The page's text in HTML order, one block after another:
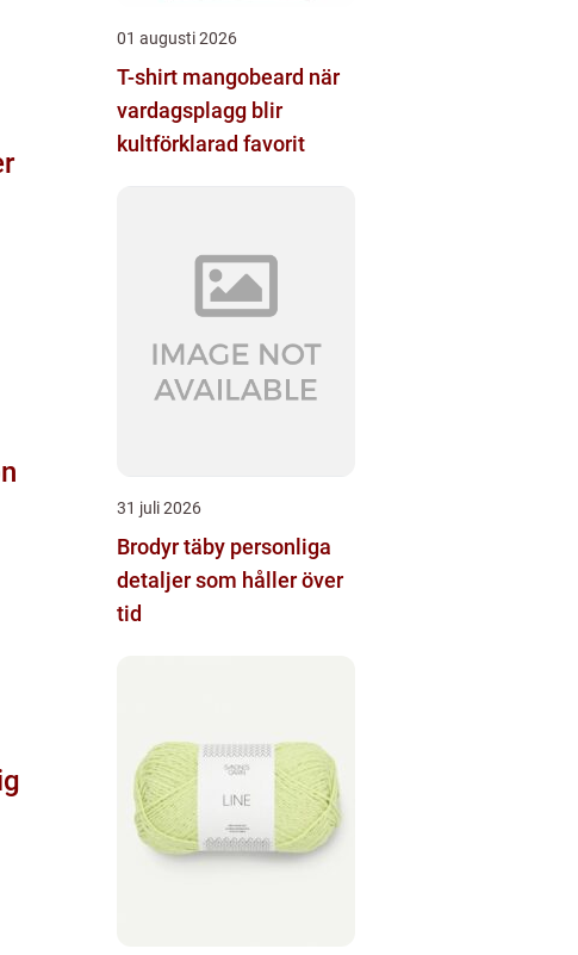
01 augusti 2026
T-shirt mangobeard när
vardagsplagg blir
kultförklarad favorit
31 juli 2026
Brodyr täby personliga
detaljer som håller över
tid